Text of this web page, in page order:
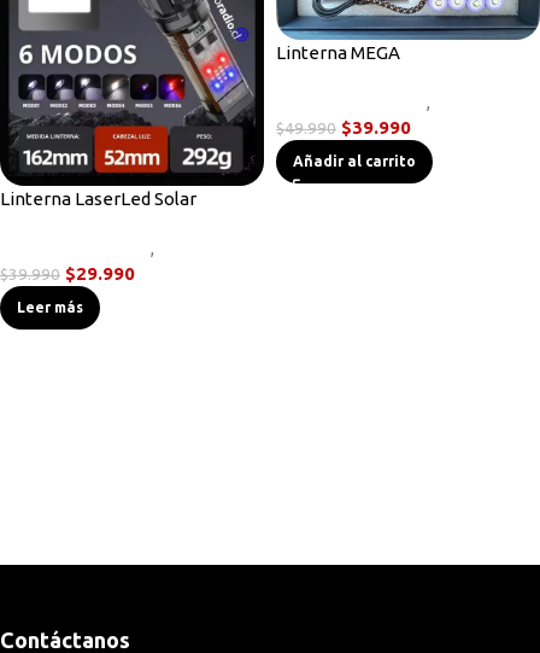
Linterna LaserLed Solar
,
$39.990 $29.990
Leer más
Linterna MEGA
,
$49.990 $39.990
Añadir al carrito
Contáctanos